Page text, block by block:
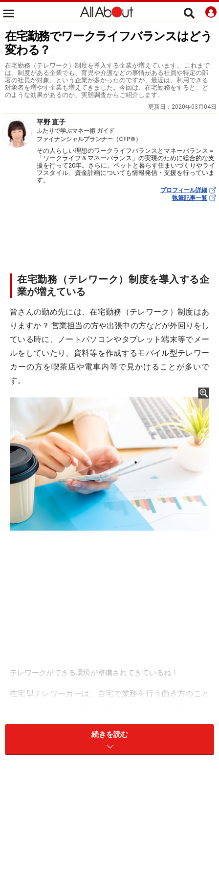
在宅勤務でワークライフバランスはどう
変わる？
在宅勤務（テレワーク）制度を導入する企業が増えています。 これまで
は、制度がある企業でも、育児や介護などの事情がある社員や特定の部
署の社員が対象、という企業が多かったのですが、最近は、利用できる
対象者を増やす企業も増えてきました。今回は、在宅勤務をすると、ど
のような効果があるのか、実態調査からご紹介します。
更新日： 2020年03月04日
平野 直子
ふたりで学ぶマネー術 ガイド
ファイナンシャルプランナー（CFP®）
その人らしい理想のワークライフバランスとマネーバランス＝
「ワークライフ＆マネーバランス」の実現のために総合的な支
援を行って20年。さらに、ペットと暮らす住まいづくりやライ
フスタイル、資金計画についても情報発信・支援を行っていま
す。
プロフィール詳細
執筆記事一覧
在宅勤務（テレワーク）制度を導入する企
業が増えている
皆さんの勤め先には、在宅勤務（テレワーク）制度はあ
りますか？ 営業担当の方や出張中の方などが外回りをし
ている時に、ノートパソコンやタブレット端末等でメー
ルをしていたり、資料等を作成するモバイル型テレワー
カーの方を喫茶店や電車内等で見かけることが多いで
す。
テレワークができる環境が整備されてきているね！
在宅型テレワーカーは、自宅で業務を行う働き方のこと
いう企業が多かったのですが、最近は利用できる対象者
を増やす企業も増えてきました。
続きを読む